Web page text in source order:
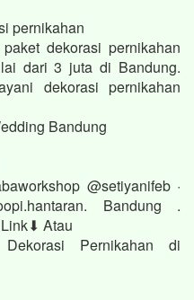
pernikahan
dekorasi pernikahan
dari 3 juta di Bandung.
dekorasi pernikahan
Bandung
@setiyanifeb ·
Bandung .
Atau
Pernikahan di